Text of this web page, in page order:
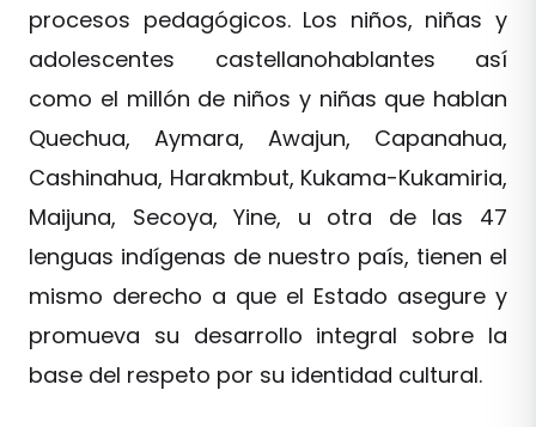
procesos pedagógicos. Los niños, niñas y
adolescentes castellanohablantes así
como el millón de niños y niñas que hablan
Quechua, Aymara, Awajun, Capanahua,
Cashinahua, Harakmbut, Kukama-Kukamiria,
Maijuna, Secoya, Yine, u otra de las 47
lenguas indígenas de nuestro país, tienen el
mismo derecho a que el Estado asegure y
promueva su desarrollo integral sobre la
base del respeto por su identidad cultural.